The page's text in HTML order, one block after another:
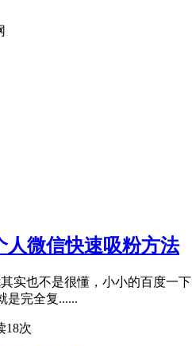
人微信快速吸粉方法
实也不是很懂，小小的百度一
是完全复......
18次